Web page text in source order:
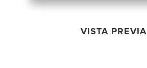
VISTA PREVIA